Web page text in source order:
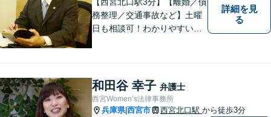
務整理／交通事故など】土曜
日も相談可！わかりやすい料
詳細を見
る
和田谷 幸子 弁護士
西宮Women’s法律事務所
兵庫県|西宮市 西宮北口駅 から徒歩3分